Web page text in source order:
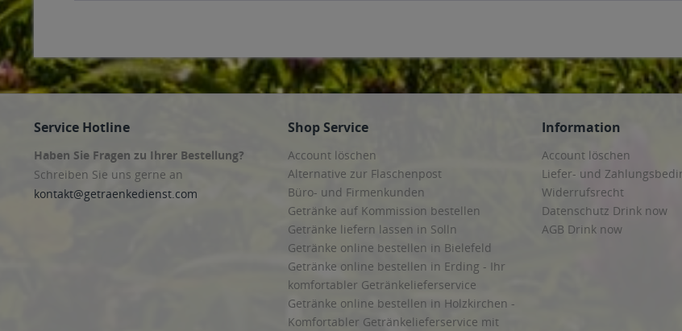
Service Hotline
Haben Sie Fragen zu Ihrer Bestellung?
Schreiben Sie uns gerne an
kontakt@getraenkedienst.com
Shop Service
Account löschen
Alternative zur Flaschenpost
Büro- und Firmenkunden
Getränke auf Kommission bestellen
Getränke liefern lassen in Solln
Getränke online bestellen in Bielefeld
Getränke online bestellen in Erding - Ihr
komfortabler Getränkelieferservice
Getränke online bestellen in Holzkirchen -
Komfortabler Getränkelieferservice mit
Information
Account löschen
Liefer- und
Widerrufsrecht
Datenschutz Drink now
AGB Drink now